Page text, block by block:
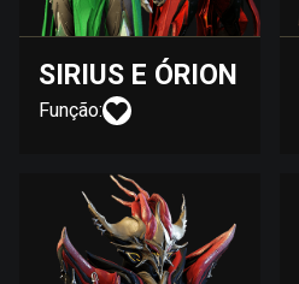
SIRIUS E ÓRION
Função: